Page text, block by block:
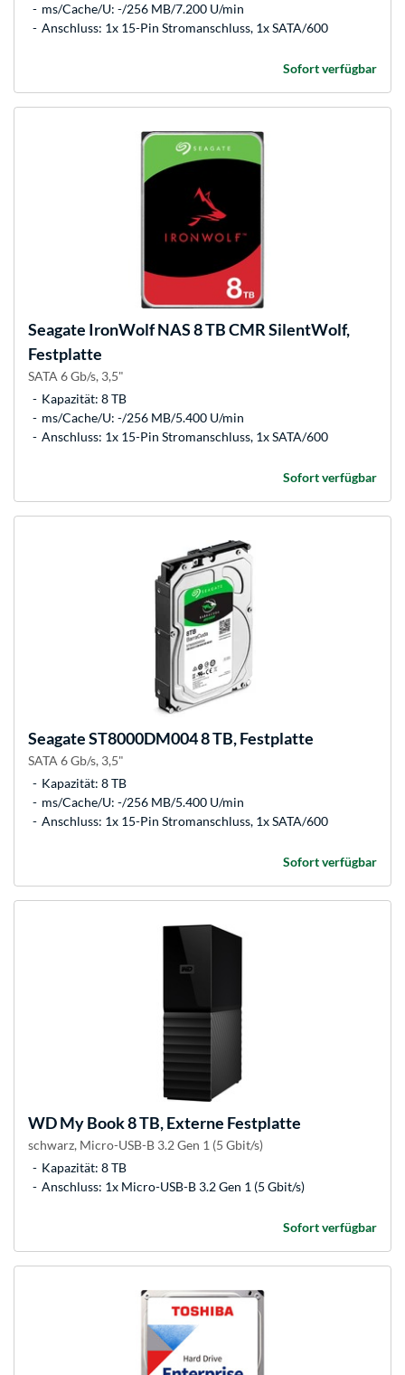
ms/Cache/U: -/256 MB/7.200 U/min
Anschluss: 1x 15-Pin Stromanschluss, 1x SATA/600
Sofort verfügbar
Seagate IronWolf NAS 8 TB CMR SilentWolf,
Festplatte
SATA 6 Gb/s, 3,5"
Kapazität: 8 TB
ms/Cache/U: -/256 MB/5.400 U/min
Anschluss: 1x 15-Pin Stromanschluss, 1x SATA/600
Sofort verfügbar
SeagateST8000DM004 8 TB, Festplatte
SATA 6 Gb/s, 3,5"
Kapazität: 8 TB
ms/Cache/U: -/256 MB/5.400 U/min
Anschluss: 1x 15-Pin Stromanschluss, 1x SATA/600
Sofort verfügbar
WDMy Book 8 TB, Externe Festplatte
schwarz, Micro-USB-B 3.2 Gen 1 (5 Gbit/s)
Kapazität: 8 TB
Anschluss: 1x Micro-USB-B 3.2 Gen 1 (5 Gbit/s)
Sofort verfügbar